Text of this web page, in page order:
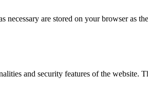
are stored on your browser as
and security features of the website.